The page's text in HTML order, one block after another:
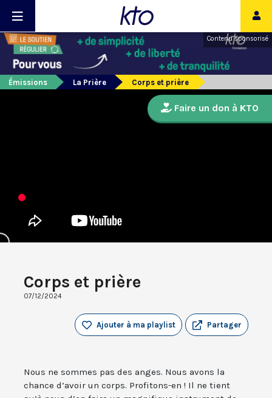
Contenu sponsorisé
Émissions La Prière Corps et prière
Corps et prière
07/12/2024
Partager
Ajouter à ma playlist
Nous ne sommes pas des anges. Nous avons la
chance d’avoir un corps. Profitons-en ! Il ne tient
Faire un don à KTO